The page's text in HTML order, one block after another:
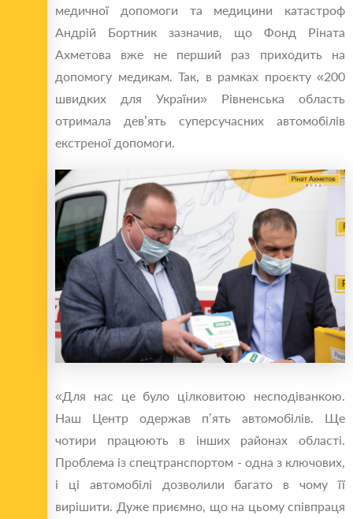
медичної допомоги та медицини катастроф
Андрій Бортник зазначив, що Фонд Ріната
Ахметова вже не перший раз приходить на
допомогу медикам. Так, в рамках проєкту «200
швидких для України» Рівненська область
отримала дев’ять суперсучасних автомобілів
екстреної допомоги.
«Для нас це було цілковитою несподіванкою.
Наш Центр одержав п’ять автомобілів. Ще
чотири працюють в інших районах області.
Проблема із спецтранспортом - одна з ключових,
і ці автомобілі дозволили багато в чому її
вирішити. Дуже приємно, що на цьому співпраця